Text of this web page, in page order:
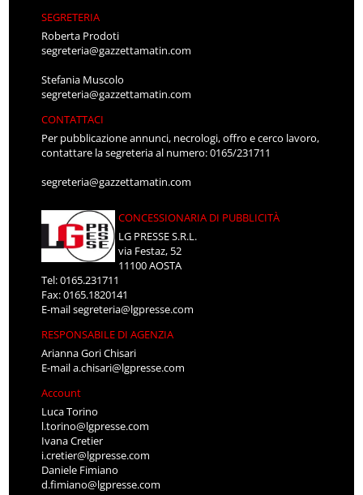
SEGRETERIA
Roberta Prodoti
segreteria@gazzettamatin.com
Stefania Muscolo
segreteria@gazzettamatin.com
CONTATTACI
Per pubblicazione annunci, necrologi, offro e cerco lavoro,
contattare la segreteria al numero: 0165/231711
segreteria@gazzettamatin.com
CONCESSIONARIA DI PUBBLICITÀ
LG PRESSE S.R.L.
via Festaz, 52
11100 AOSTA
Tel: 0165.231711
Fax: 0165.1820141
E-mailsegreteria@lgpresse.com
RESPONSABILE DI AGENZIA
Arianna Gori Chisari
E-maila.chisari@lgpresse.com
Account
Luca Torino
l.torino@lgpresse.com
Ivana Cretier
i.cretier@lgpresse.com
Daniele Fimiano
d.fimiano@lgpresse.com